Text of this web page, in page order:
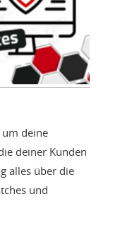
deine
deiner Kunden
alles über die
und